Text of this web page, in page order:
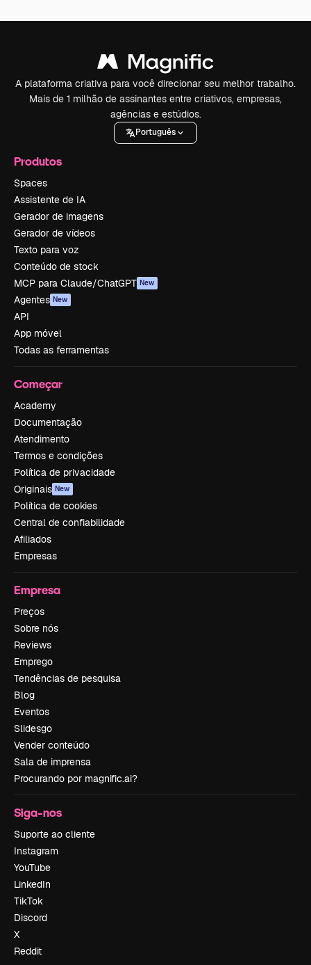
A plataforma criativa para você direcionar seu melhor trabalho.
Mais de 1 milhão de assinantes entre criativos, empresas,
agências e estúdios.
Português
Produtos
Spaces
Assistente de IA
Gerador de imagens
Gerador de vídeos
Texto para voz
Conteúdo de stock
MCP para Claude/ChatGPT New
Agentes New
API
App móvel
Todas as ferramentas
Começar
Academy
Documentação
Atendimento
Termos e condições
Política de privacidade
Originais New
Política de cookies
Central de confiabilidade
Afiliados
Empresas
Empresa
Preços
Sobre nós
Reviews
Emprego
Tendências de pesquisa
Blog
Eventos
Slidesgo
Vender conteúdo
Sala de imprensa
Procurando por magnific.ai?
Siga-nos
Suporte ao cliente
Instagram
YouTube
LinkedIn
TikTok
Discord
X
Reddit